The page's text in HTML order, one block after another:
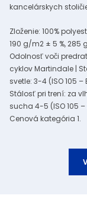
kancelárskych
Zloženie: 100%
190 g/m2 ± 5 %, 285
Odolnosť voči
cyklov Martindale |
svetle: 3-4 (ISO 105 –
Stálosť pri trení: za
sucha 4-5 (ISO 105 –
Cenová kategória 1.